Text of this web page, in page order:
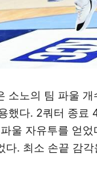
소노의 팀 파울
했다. 2쿼터 종료
울 자유투를 얻었
다. 최소 손끝 감